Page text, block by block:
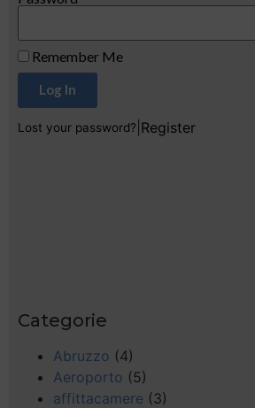
Remember Me
Log In
Lost your password? Register
Categorie
Abruzzo (4)
Aeroporto (5)
affittacamere (3)